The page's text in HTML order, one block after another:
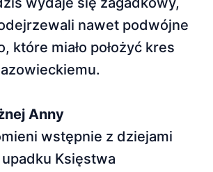
nawet podwójne
które miało położyć kres
Anny
wstępnie z dziejami
Księstwa